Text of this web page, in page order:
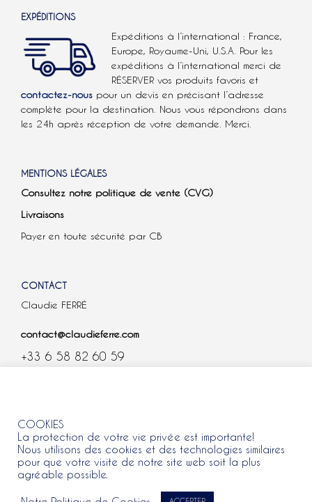
EXPÉDITIONS
Expéditions à l’international : France,
Europe, Royaume-Uni, U.S.A. Pour les
expéditions à l’international merci de
RÉSERVER vos produits favoris et
contactez-nous pour un devis en précisant l’adresse
complète pour la destination. Nous vous répondrons dans
les 24h après réception de votre demande. Merci.
MENTIONS LÉGALES
Consultez notre politique de vente (CVG)
Livraisons
Payer en toute sécurité par CB
CONTACT
Claudie FERRÉ
contact@claudieferre.com
+33 6 58 82 60 59
COOKIES
La protection de votre vie privée est importante!
Nous utilisons des cookies et des technologies similaires
pour que votre visite de notre site web soit la plus
agréable possible.